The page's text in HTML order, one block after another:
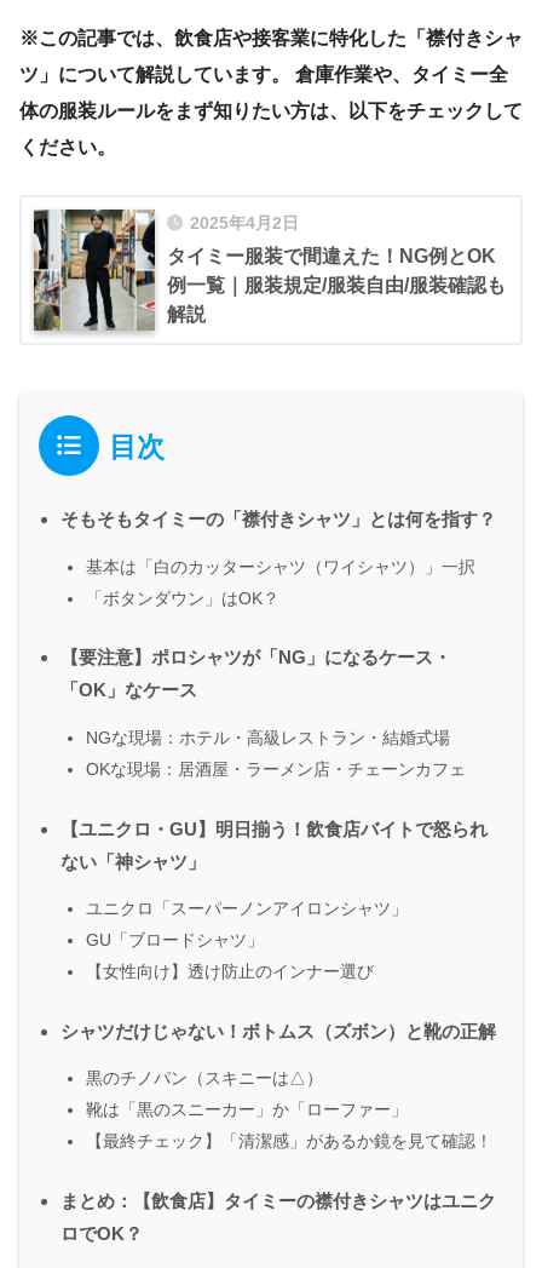
※この記事では、飲食店や接客業に特化した「襟付きシャ
ツ」について解説しています。 倉庫作業や、タイミー全
体の服装ルールをまず知りたい方は、以下をチェックして
ください。
2025年4月2日
タイミー服装で間違えた！NG例とOK
例一覧｜服装規定/服装自由/服装確認も
解説
目次
そもそもタイミーの「襟付きシャツ」とは何を指す？
基本は「白のカッターシャツ（ワイシャツ）」一択
「ボタンダウン」はOK？
【要注意】ポロシャツが「NG」になるケース・
「OK」なケース
NGな現場：ホテル・高級レストラン・結婚式場
OKな現場：居酒屋・ラーメン店・チェーンカフェ
【ユニクロ・GU】明日揃う！飲食店バイトで怒られ
ない「神シャツ」
ユニクロ「スーパーノンアイロンシャツ」
GU「ブロードシャツ」
【女性向け】透け防止のインナー選び
シャツだけじゃない！ボトムス（ズボン）と靴の正解
黒のチノパン（スキニーは△）
靴は「黒のスニーカー」か「ローファー」
【最終チェック】「清潔感」があるか鏡を見て確認！
まとめ：【飲食店】タイミーの襟付きシャツはユニク
ロでOK？